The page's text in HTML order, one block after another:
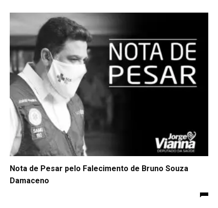
Nota de Pesar pelo Falecimento de Bruno Souza
Damaceno